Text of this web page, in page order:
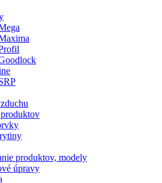
produktov, modely
úpravy